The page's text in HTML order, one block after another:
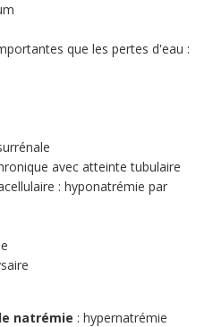
que les pertes d'eau :
avec atteinte tubulaire
: hyponatrémie par
natrémie : hypernatrémie